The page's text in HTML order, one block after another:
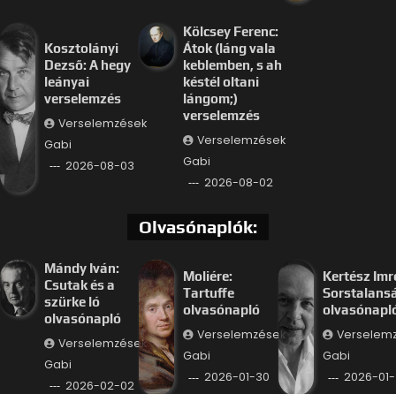
Kosztolányi
Dezső: A hegy
leányai
verselemzés
Verselemzések
Gabi
2026-08-03
Kölcsey Ferenc:
Átok (láng vala
keblemben, s ah
késtél oltani
lángom;)
verselemzés
Verselemzések
Gabi
2026-08-02
Olvasónaplók:
Mándy Iván:
Csutak és a
szürke ló
olvasónapló
Verselemzések
Gabi
2026-02-02
Moliére:
Tartuffe
olvasónapló
Verselemzések
Gabi
2026-01-30
Kertész
Gabi
2026-